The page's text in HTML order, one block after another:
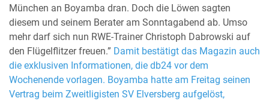
München an Boyamba dran. Doch die Löwen sagten
diesem und seinem Berater am Sonntagabend ab. Umso
mehr darf sich nun RWE-Trainer Christoph Dabrowski auf
den Flügelflitzer freuen.” Damit bestätigt das Magazin auch
die exklusiven Informationen, die db24 vor dem
Wochenende vorlagen. Boyamba hatte am Freitag seinen
Vertrag beim Zweitligisten SV Elversberg aufgelöst,